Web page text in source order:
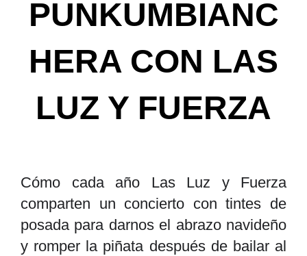
PUNKUMBIANC
HERA CON LAS
LUZ Y FUERZA
Cómo cada año Las Luz y Fuerza
comparten un concierto con tintes de
posada para darnos el abrazo navideño
y romper la piñata después de bailar al